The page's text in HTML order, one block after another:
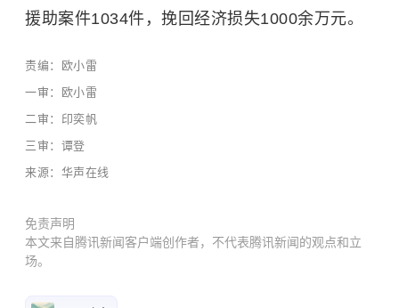
援助案件1034件，挽回经济损失1000余万元。
责编：欧小雷
一审：欧小雷
二审：印奕帆
三审：谭登
来源：华声在线
免责声明
本文来自腾讯新闻客户端创作者，不代表腾讯新闻的观点和立
场。